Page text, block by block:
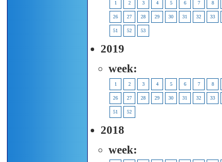
1 2 3 4 5 6 7 8
26 27 28 29 30 31 32 33
51 52 53
2019
week:
1 2 3 4 5 6 7 8
26 27 28 29 30 31 32 33
51 52
2018
week: